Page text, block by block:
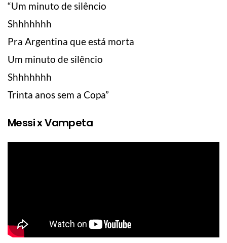
“Um minuto de silêncio
Shhhhhhh
Pra Argentina que está morta
Um minuto de silêncio
Shhhhhhh
Trinta anos sem a Copa”
Messi x Vampeta